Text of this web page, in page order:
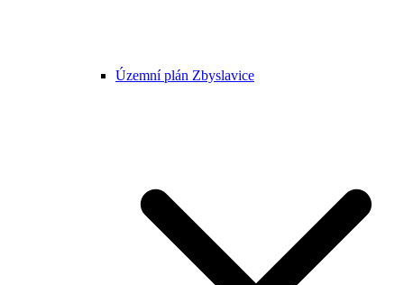
Územní plán Zbyslavice